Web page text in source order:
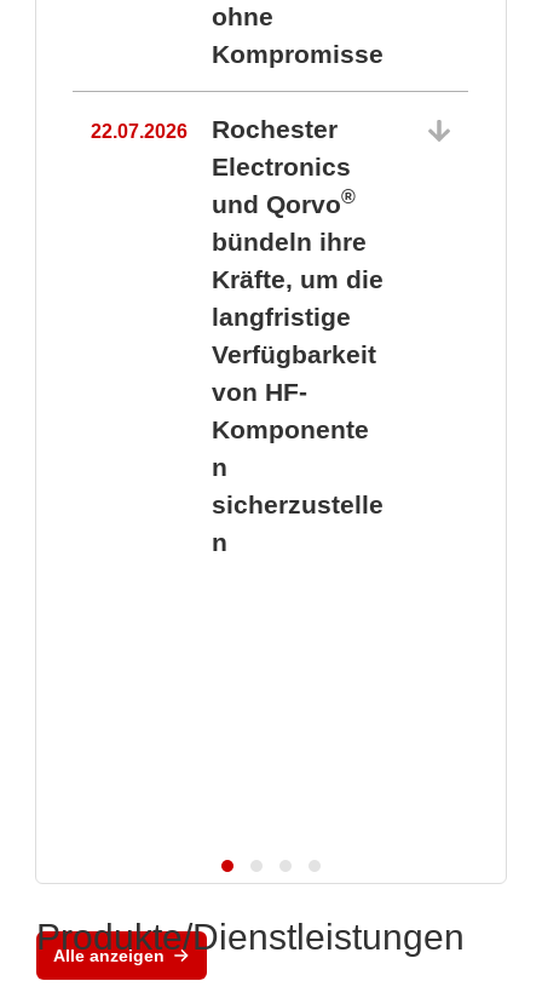
ohne
Kompromisse
22.07.2026
Rochester
Electronics
und Qorvo®
bündeln ihre
Kräfte, um die
langfristige
Verfügbarkeit
von HF-
Komponente
n
sicherzustelle
n
Alle anzeigen
Produkte/Dienstleistungen